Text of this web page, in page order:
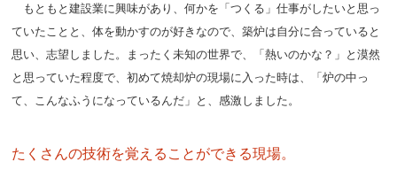
もともと建設業に興味があり、何かを「つくる」仕事がしたいと思っ
ていたことと、体を動かすのが好きなので、築炉は自分に合っていると
思い、志望しました。まったく未知の世界で、「熱いのかな？」と漠然
と思っていた程度で、初めて焼却炉の現場に入った時は、「炉の中っ
て、こんなふうになっているんだ」と、感激しました。
たくさんの技術を覚えることができる現場。